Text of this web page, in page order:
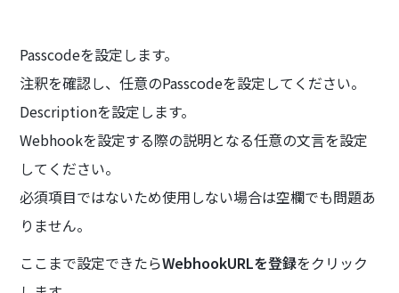
Passcodeを設定します。
注釈を確認し、任意のPasscodeを設定してください。
Descriptionを設定します。
Webhookを設定する際の説明となる任意の文言を設定
してください。
必須項目ではないため使用しない場合は空欄でも問題あ
りません。
ここまで設定できたらWebhookURLを登録をクリック